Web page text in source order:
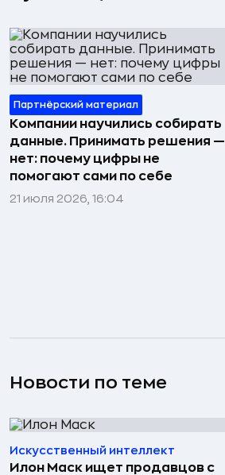
Партнёрский материал
Компании научились собирать
данные. Принимать решения —
нет: почему цифры не
помогают сами по себе
21 июля 2026, 16:04
Новости по теме
Искусственный интеллект
Илон Маск ищет продавцов с